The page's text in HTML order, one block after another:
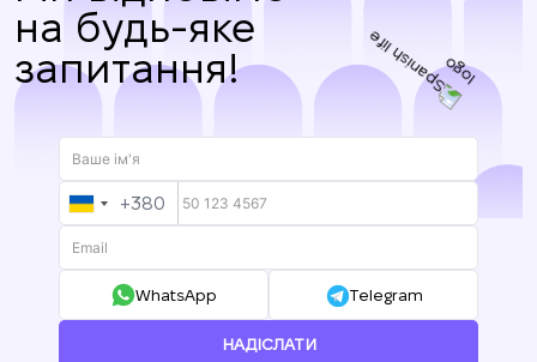
на будь-яке
запитання!
UKRAINE
+380
+380
WhatsApp Telegram
НАДІСЛАТИ